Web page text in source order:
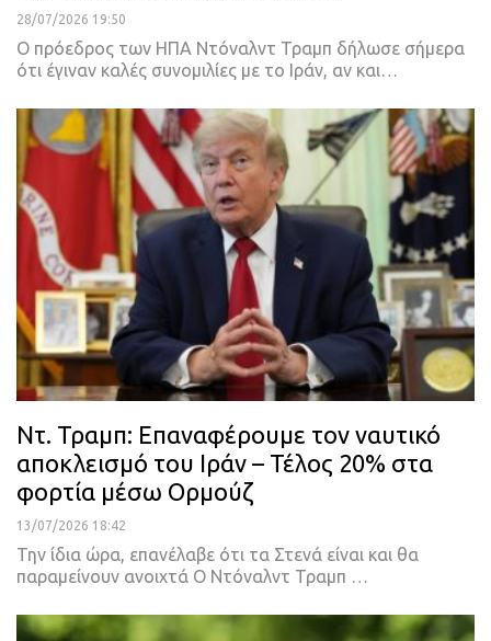
28/07/2026 19:50
Ο πρόεδρος των ΗΠΑ Ντόναλντ Τραμπ δήλωσε σήμερα
ότι έγιναν καλές συνομιλίες με το Ιράν, αν και…
Ντ. Τραμπ: Επαναφέρουμε τον ναυτικό
αποκλεισμό του Ιράν – Τέλος 20% στα
φορτία μέσω Ορμούζ
13/07/2026 18:42
Την ίδια ώρα, επανέλαβε ότι τα Στενά είναι και θα
παραμείνουν ανοιχτά Ο Ντόναλντ Τραμπ …